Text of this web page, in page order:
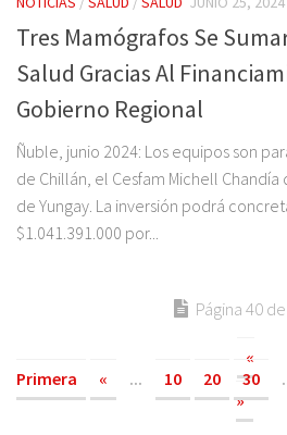
Tres Mamógrafos Se
Salud Gracias Al
Gobierno Regional
Ñuble, junio 2024: Los equipos son
de Chillán, el Cesfam Michell
de Yungay. La inversión podrá
$1.041.391.000 por...
Página 40
«
Primera
« ... 10 20 30
»